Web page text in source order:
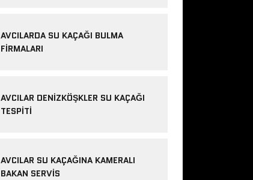
AVCILARDA SU KAÇAĞI BULMA
FIRMALARI
AVCILAR DENIZKÖŞKLER SU KAÇAĞI
TESPITI
AVCILAR SU KAÇAĞINA KAMERALI
BAKAN SERVIS